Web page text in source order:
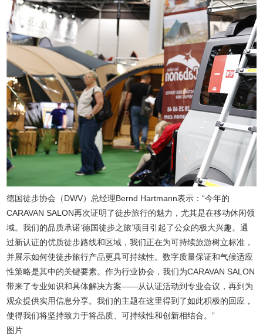
德国徒步协会（DWV）总经理Bernd Hartmann表示：“今年的
CARAVAN SALON再次证明了徒步旅行的魅力，尤其是在移动休闲领
域。我们的品质承诺‘德国徒步之旅’项目引起了公众的极大兴趣。通
过新认证的优质徒步路线和区域，我们正在为可持续旅游树立标准，
并展示如何使徒步旅行产品更具可持续性。数字质量保证和气候适应
性策略是其中的关键要素。作为行业协会，我们为CARAVAN SALON
带来了专业知识和具体解决方案——从认证活动到专业会议，再到为
观众提供实用信息分享。我们的主题在这里得到了如此积极的回应，
使得我们将坚持致力于将品质、可持续性和创新相结合。”
图片